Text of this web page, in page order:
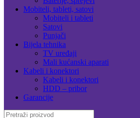
Mobiteli, tableti, satovi
Mobiteli i tableti
Satovi
Punjači
Bijela tehnika
TV uređaji
Mali kućanski aparati
Kabeli i konektori
Kabeli i konektori
HDD – pribor
Garancije
Search